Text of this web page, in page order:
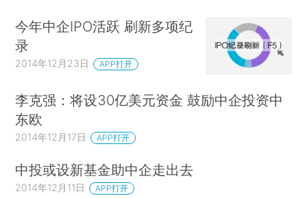
今年中企IPO活跃 刷新多项纪
录
2014年12月23日 APP打开
李克强：将设30亿美元资金 鼓励中企投资中
东欧
2014年12月17日 APP打开
中投或设新基金助中企走出去
2014年12月11日 APP打开